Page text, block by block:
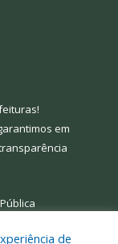
!
em
de